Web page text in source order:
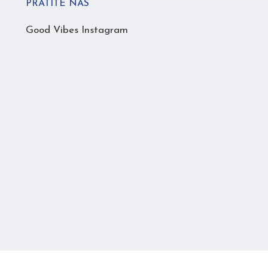
PRATITE NAS
Good Vibes Instagram